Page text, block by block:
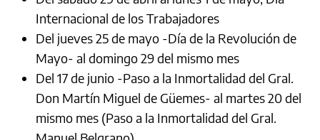
Internacional de los Trabajadores
Del jueves 25 de mayo -Día de la Revolución de
Mayo- al domingo 29 del mismo mes
Del 17 de junio -Paso a la Inmortalidad del Gral.
Don Martín Miguel de Güemes- al martes 20 del
mismo mes (Paso a la Inmortalidad del Gral.